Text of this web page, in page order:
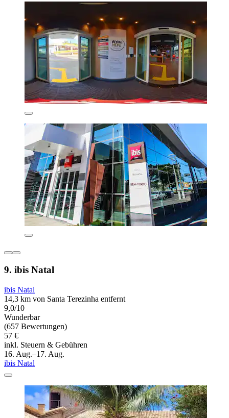
9. ibis Natal
ibis Natal
14,3 km von Santa Terezinha entfernt
9,0/10
Wunderbar
(657 Bewertungen)
57 €
inkl. Steuern & Gebühren
16. Aug.–17. Aug.
ibis Natal